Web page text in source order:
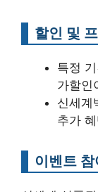
할인 및
특정
가할인
신세계
추가
이벤트 참